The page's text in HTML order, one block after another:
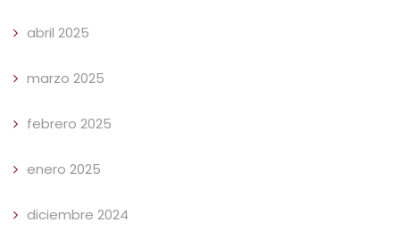
abril 2025
marzo 2025
febrero 2025
enero 2025
diciembre 2024